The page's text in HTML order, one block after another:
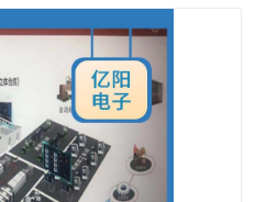
组装电路板测试机
TR5001
XS全自动高速贴片机